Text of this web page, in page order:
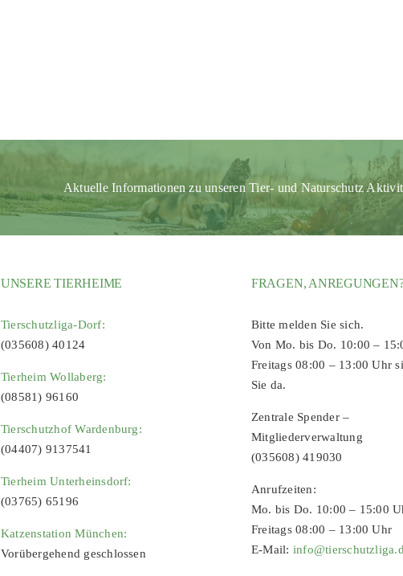
Aktuelle Informationen zu unseren Tier- und Naturschutz
UNSERE TIERHEIME
Tierschutzliga-Dorf:
(035608) 40124
Tierheim Wollaberg:
(08581) 96160
Tierschutzhof Wardenburg:
(04407) 9137541
Tierheim Unterheinsdorf:
(03765) 65196
Katzenstation München:
Vorübergehend geschlossen
FRAGEN,
Bitte melden Sie sich.
Von Mo. bis Do. 10:00 –
Freitags 08:00 – 13:00 Uhr
Sie da.
Zentrale Spender –
Mitgliederverwaltung
(035608) 419030
Anrufzeiten:
Mo. bis Do. 10:00 – 15:00
Freitags 08:00 – 13:00 Uhr
E-Mail: